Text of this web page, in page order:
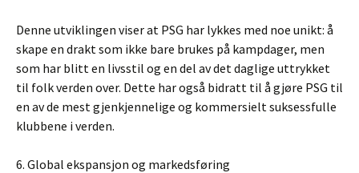
Denne utviklingen viser at PSG har lykkes med noe unikt: å
skape en drakt som ikke bare brukes på kampdager, men
som har blitt en livsstil og en del av det daglige uttrykket
til folk verden over. Dette har også bidratt til å gjøre PSG til
en av de mest gjenkjennelige og kommersielt suksessfulle
klubbene i verden.
6. Global ekspansjon og markedsføring